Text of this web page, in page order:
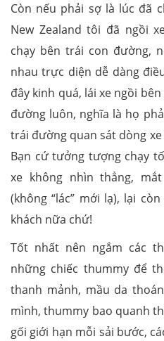
Còn nếu phải sợ là lúc đã
New Zealand tôi đã ngồi
chạy bên trái con đường,
nhau trực diện dễ dàng
đây kinh quá, lái xe ngồi
đường luôn, nghĩa là họ
trái đường quan sát dòng
Bạn cứ tưởng tượng chạy
xe không nhìn thẳng,
(không “lác” mới lạ), lại
khách nữa chứ!
Tốt nhất nên ngắm các
những chiếc thummy để
thanh mảnh, mầu da
mình, thummy bao quanh
gối giới hạn mỗi sải bước,